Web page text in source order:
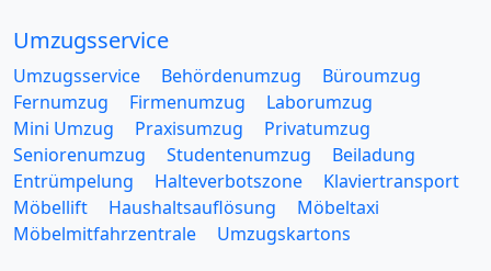
Umzugsservice
Umzugsservice Behördenumzug
Büroumzug
Fernumzug
Firmenumzug
Laborumzug
Mini Umzug
Praxisumzug
Privatumzug
Seniorenumzug
Studentenumzug
Beiladung
Entrümpelung
Halteverbotszone
Klaviertransport
Möbellift
Haushaltsauflösung
Möbeltaxi
Möbelmitfahrzentrale
Umzugskartons